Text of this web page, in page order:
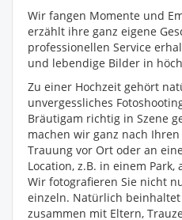
Wir fangen Momente und
erzählt ihre ganz eigene
professionellen Service
und lebendige Bilder in
Zu einer Hochzeit gehört
unvergessliches
Bräutigam richtig in Szene
machen wir ganz nach
Trauung vor Ort oder an
Location, z.B. in einem Park,
Wir fotografieren Sie nicht
einzeln. Natürlich
zusammen mit Eltern,